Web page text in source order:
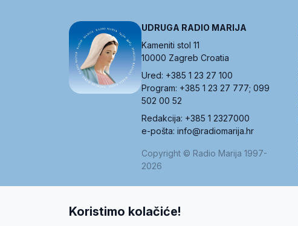
UDRUGA RADIO MARIJA
Kameniti stol 11
10000 Zagreb Croatia
Ured: +385 1 23 27 100
Program: +385 1 23 27 777; 099
502 00 52
Redakcija: +385 1 2327000
e-pošta: info@radiomarija.hr
Copyright © Radio Marija 1997-
2026
Koristimo kolačiće!